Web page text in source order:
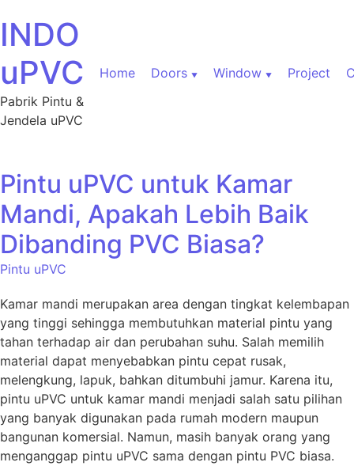
INDO
uPVC
Pabrik Pintu &
Jendela uPVC
Home Doors Window Project
Pintu uPVC untuk Kamar
Mandi, Apakah Lebih Baik
Dibanding PVC Biasa?
Pintu uPVC
Kamar mandi merupakan area dengan tingkat kelembapan
yang tinggi sehingga membutuhkan material pintu yang
tahan terhadap air dan perubahan suhu. Salah memilih
material dapat menyebabkan pintu cepat rusak,
melengkung, lapuk, bahkan ditumbuhi jamur. Karena itu,
pintu uPVC untuk kamar mandi menjadi salah satu pilihan
yang banyak digunakan pada rumah modern maupun
bangunan komersial. Namun, masih banyak orang yang
menganggap pintu uPVC sama dengan pintu PVC biasa.